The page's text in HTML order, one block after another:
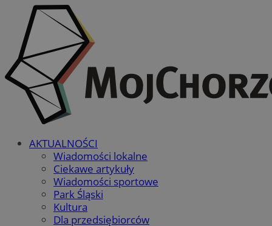
AKTUALNOŚCI
Wiadomości lokalne
Ciekawe artykuły
Wiadomości sportowe
Park Śląski
Kultura
Dla przedsiębiorców